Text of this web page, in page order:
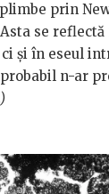
prin
se reflectă
și în eseul
n-ar